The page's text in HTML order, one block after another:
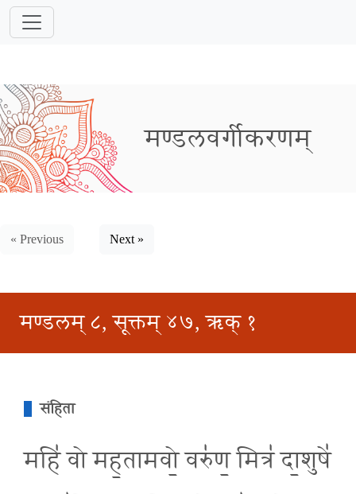
मण्डलवर्गीकरणम्
« Previous Next »
मण्डलम् ८, सूक्तम् ४७, ऋक् १
संहिता
महि॑ वो मह॒तामवो॒ वरु॑ण॒ मित्र॑ दा॒शुषे॑